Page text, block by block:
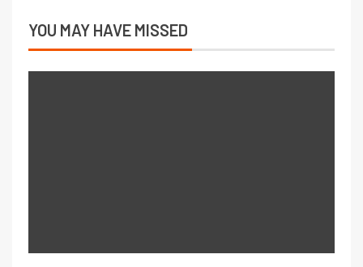
YOU MAY HAVE MISSED